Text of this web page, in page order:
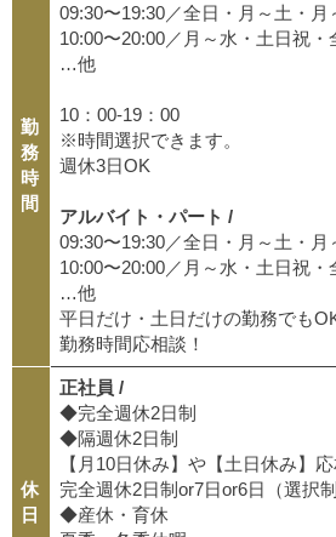
勤
務
時
間
09:30〜19:30／全日・月～土・月
10:00〜20:00／月～水・土日祝・
…他
10：00-19：00
※時間選択できます。
週休3日OK
アルバイト・パート /
09:30〜19:30／全日・月～土・月
10:00〜20:00／月～水・土日祝・
…他
平日だけ・土日だけの勤務でも
勤務時間応相談！
休
日
正社員 /
◆完全週休2日制
◆隔週休2日制
【月10日休み】や【土日休み】
完全週休2日制or7日or6日（選択
◆産休・育休